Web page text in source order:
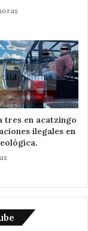
tres en acatzingo
ilegales en